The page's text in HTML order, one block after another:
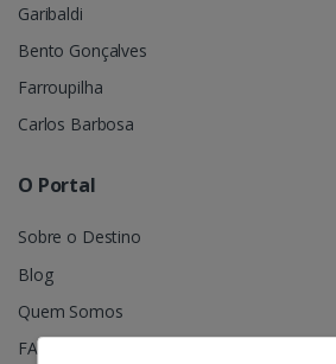
Garibaldi
Bento Gonçalves
Farroupilha
Carlos Barbosa
O Portal
Sobre o Destino
Blog
Quem Somos
FAQ